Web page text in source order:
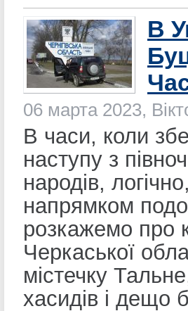
В
06 марта 2023,
В часи, коли
наступу з
народів,
напрямком
розкажемо про
Черкаської
містечку
хасидів і дещо